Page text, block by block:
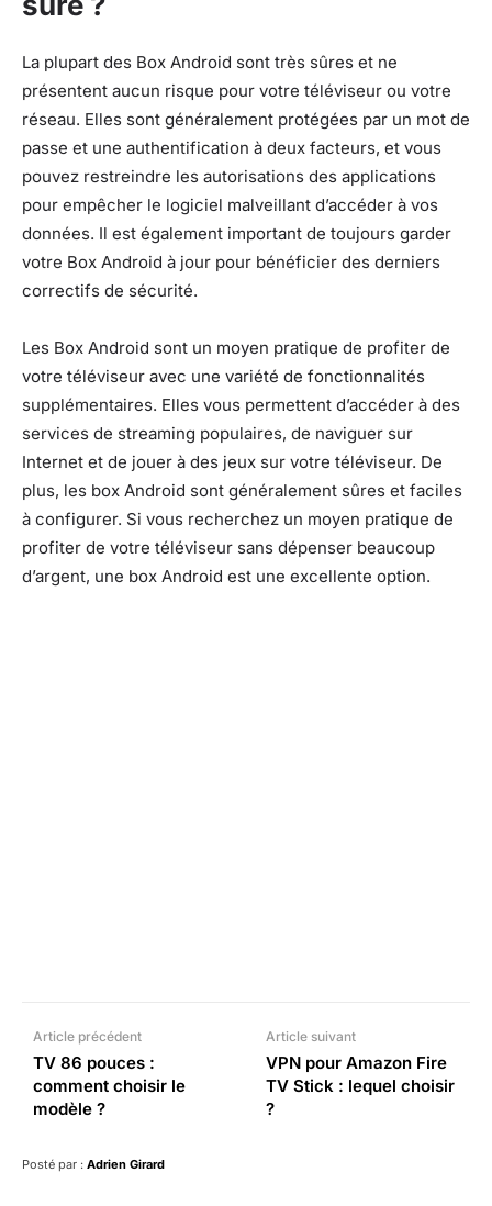
La plupart des Box Android sont très sûres et ne
présentent aucun risque pour votre téléviseur ou votre
réseau. Elles sont généralement protégées par un mot de
passe et une authentification à deux facteurs, et vous
pouvez restreindre les autorisations des applications
pour empêcher le logiciel malveillant d’accéder à vos
données. Il est également important de toujours garder
votre Box Android à jour pour bénéficier des derniers
correctifs de sécurité.
Les Box Android sont un moyen pratique de profiter de
votre téléviseur avec une variété de fonctionnalités
supplémentaires. Elles vous permettent d’accéder à des
services de streaming populaires, de naviguer sur
Internet et de jouer à des jeux sur votre téléviseur. De
plus, les box Android sont généralement sûres et faciles
à configurer. Si vous recherchez un moyen pratique de
profiter de votre téléviseur sans dépenser beaucoup
d’argent, une box Android est une excellente option.
Article précédent
TV 86 pouces :
comment choisir le
modèle ?
Article suivant
VPN pour Amazon Fire
TV Stick : lequel choisir
?
Posté par : Adrien Girard